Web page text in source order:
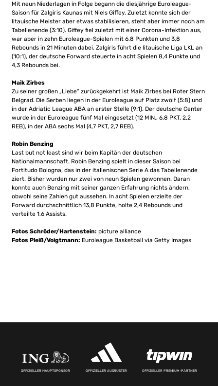
Mit neun Niederlagen in Folge begann die diesjährige Euroleague-
Saison für Zalgiris Kaunas mit Niels Giffey. Zuletzt konnte sich der
litauische Meister aber etwas stabilisieren, steht aber immer noch am
Tabellenende (3:10). Giffey fiel zuletzt mit einer Corona-Infektion aus,
war aber in zehn Euroleague-Spielen mit 6,8 Punkten und 3,8
Rebounds in 21 Minuten dabei. Zalgiris führt die litauische Liga LKL an
(10:1), der deutsche Forward steuerte in acht Spielen 8,4 Punkte und
4,3 Rebounds bei.
Maik Zirbes
Zu seiner großen „Liebe“ zurückgekehrt ist Maik Zirbes bei Roter Stern
Belgrad. Die Serben liegen in der Euroleague auf Platz zwölf (5:8) und
in der Adriatic League ABA an erster Stelle (9:1). Der deutsche Center
wurde in der Euroleague fünf Mal eingesetzt (12 MIN., 6,8 PKT, 2,2
REB), in der ABA sechs Mal (4,7 PKT, 2,7 REB).
Robin Benzing
Last but not least sind wir beim Kapitän der deutschen
Nationalmannschaft. Robin Benzing spielt in dieser Saison bei
Fortitudo Bologna, das in der italienischen Serie A das Tabellenende
ziert. Bisher wurden nur zwei von neun Spielen gewonnen. Daran
konnte auch Benzing mit seiner ganzen Erfahrung nichts ändern,
obwohl seine Zahlen gut aussehen. In acht Spielen erzielte der
Forward durchschnittlich 13,8 Punkte, holte 2,4 Rebounds und
verteilte 1,6 Assists.
Fotos Schröder/Hartenstein: picture alliance
Fotos Pleiß/Voigtmann: Euroleague Basketball via Getty Images
OFFIZIELLER HAUPTSPONSOR OFFIZIELLER AUSRÜSTER OFFIZIELLER PREMIUM-PARTNER